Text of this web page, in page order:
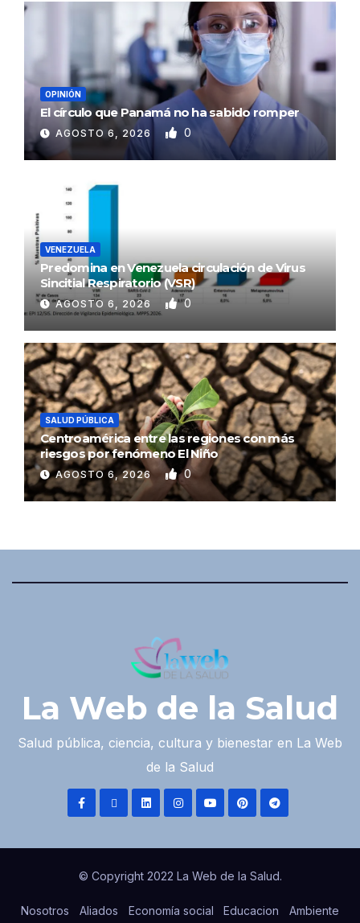
OPINIÓN
El círculo que Panamá no ha sabido romper
AGOSTO 6, 2026 0
VENEZUELA
Predomina en Venezuela circulación de Virus
Sincitial Respiratorio (VSR)
AGOSTO 6, 2026 0
SALUD PÚBLICA
Centroamérica entre las regiones con más
riesgos por fenómeno El Niño
AGOSTO 6, 2026 0
La Web de la Salud
Salud pública, ciencia, cultura y bienestar en La Web
de la Salud
© Copyright 2022 La Web de la Salud.
Nosotros Aliados Economía social Educacion Ambiente